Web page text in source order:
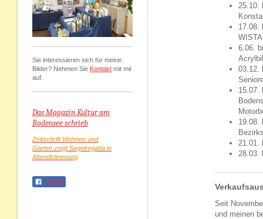
25.10.
17.08.
6.06.
03.12.
15.07.
19.08.
21.01.
28.03.
Seit
und meinen
Sie interessieren sich für meine
Bilder? Nehmen Sie Kontakt mit mir
auf.
Das Magazin Kultur am
Bodensee schrieb
Zeitschrift Wohnen und
Garten zeigt Segelregatta in
Abendstimmung
Teilen